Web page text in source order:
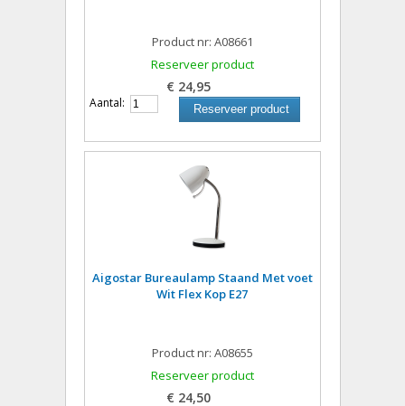
Product nr: A08661
Reserveer product
€ 24,95
Aantal: Reserveer product
Aigostar Bureaulamp Staand Met voet
Wit Flex Kop E27
Product nr: A08655
Reserveer product
€ 24,50